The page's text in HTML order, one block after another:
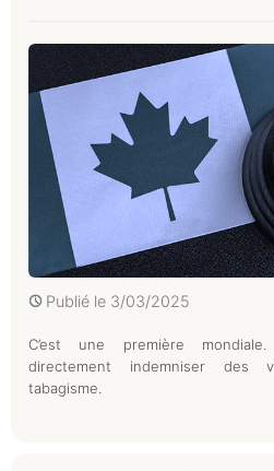
Publié le 3/03/2025
C’est une première
directement indemniser des
tabagisme.